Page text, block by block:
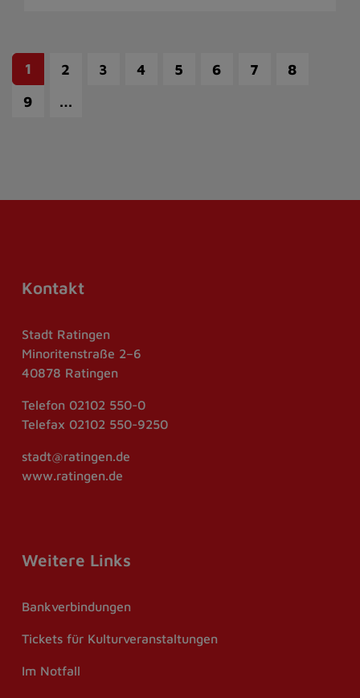
1 2 3 4 5 6 7
8
9
…
Kontakt
Stadt Ratingen
Minoritenstraße 2–6
40878 Ratingen
Telefon 02102 550-0
Telefax 02102 550-9250
stadt@ratingen.de
www.ratingen.de
Weitere Links
Bankverbindungen
Tickets für Kulturveranstaltungen
Im Notfall